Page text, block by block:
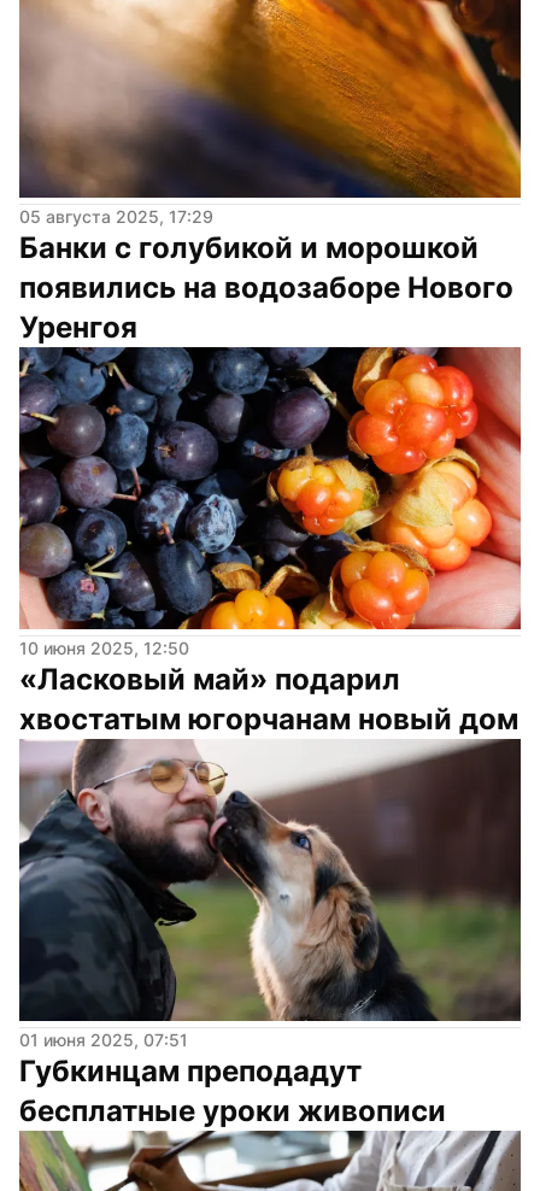
05 августа 2025, 17:29
Банки с голубикой и морошкой
появились на водозаборе Нового
Уренгоя
10 июня 2025, 12:50
«Ласковый май» подарил
хвостатым югорчанам новый дом
01 июня 2025, 07:51
Губкинцам преподадут
бесплатные уроки живописи